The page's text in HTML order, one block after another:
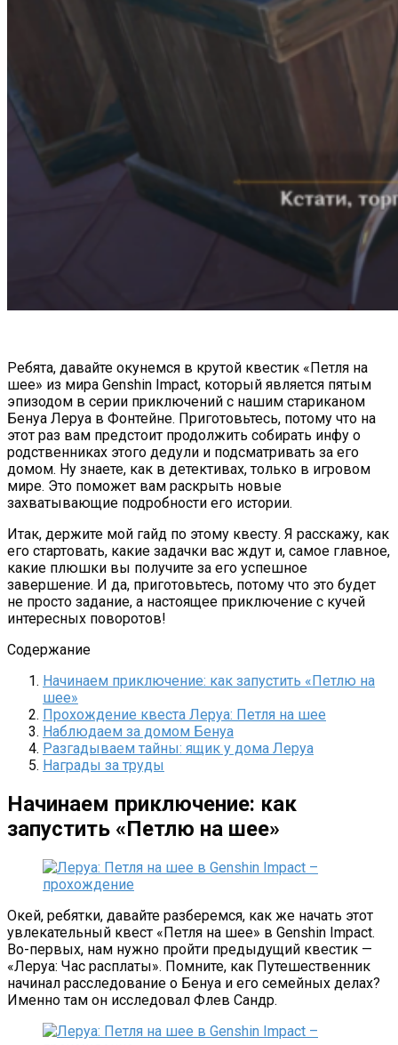
Ребята, давайте окунемся в крутой квестик «Петля на
шее» из мира Genshin Impact, который является пятым
эпизодом в серии приключений с нашим стариканом
Бенуа Леруа в Фонтейне. Приготовьтесь, потому что на
этот раз вам предстоит продолжить собирать инфу о
родственниках этого дедули и подсматривать за его
домом. Ну знаете, как в детективах, только в игровом
мире. Это поможет вам раскрыть новые
захватывающие подробности его истории.
Итак, держите мой гайд по этому квесту. Я расскажу, как
его стартовать, какие задачки вас ждут и, самое главное,
какие плюшки вы получите за его успешное
завершение. И да, приготовьтесь, потому что это будет
не просто задание, а настоящее приключение с кучей
интересных поворотов!
Содержание
Начинаем приключение: как запустить «Петлю на
шее»
Прохождение квеста Леруа: Петля на шее
Наблюдаем за домом Бенуа
Разгадываем тайны: ящик у дома Леруа
Награды за труды
Начинаем приключение: как
запустить «Петлю на шее»
Окей, ребятки, давайте разберемся, как же начать этот
увлекательный квест «Петля на шее» в Genshin Impact.
Во-первых, нам нужно пройти предыдущий квестик —
«Леруа: Час расплаты». Помните, как Путешественник
начинал расследование о Бенуа и его семейных делах?
Именно там он исследовал Флев Сандр.